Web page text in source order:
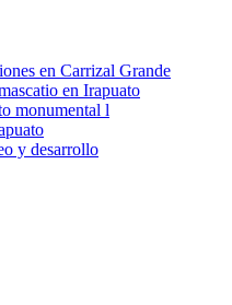
en Carrizal Grande
en Irapuato
monumental l
y desarrollo